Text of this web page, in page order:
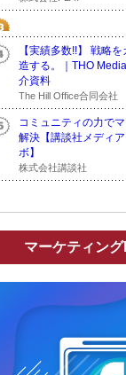
【実績多数!!】 戦略
造する。｜THO
介資料
The Hill Office合同会社
コミュニティの力で
解決【講談社メディ
ボ】
株式会社講談社
マーケティン